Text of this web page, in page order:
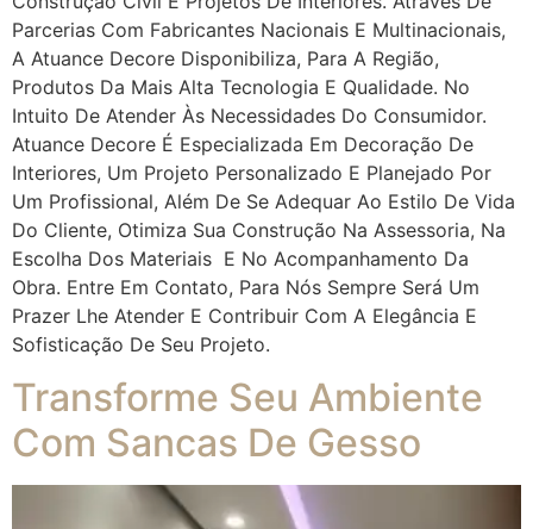
Parcerias Com Fabricantes Nacionais E Multinacionais,
A Atuance Decore Disponibiliza, Para A Região,
Produtos Da Mais Alta Tecnologia E Qualidade. No
Intuito De Atender Às Necessidades Do Consumidor.
Atuance Decore É Especializada Em Decoração De
Interiores, Um Projeto Personalizado E Planejado Por
Um Profissional, Além De Se Adequar Ao Estilo De Vida
Do Cliente, Otimiza Sua Construção Na Assessoria, Na
Escolha Dos Materiais E No Acompanhamento Da
Obra. Entre Em Contato, Para Nós Sempre Será Um
Prazer Lhe Atender E Contribuir Com A Elegância E
Sofisticação De Seu Projeto.
Transforme Seu Ambiente
Com Sancas De Gesso